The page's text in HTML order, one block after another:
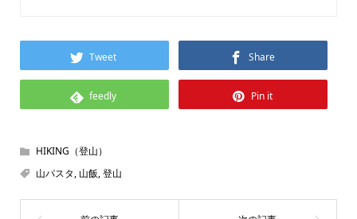
Tweet Share
feedly Pin it
HIKING（登山）
山パスタ, 山飯,登山